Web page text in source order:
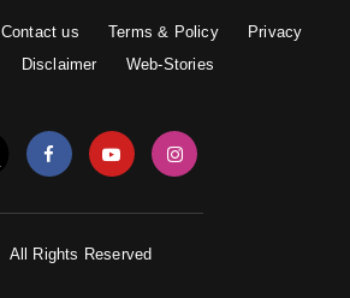
Contact us Terms & Policy
Privacy
Disclaimer Web-Stories
All Rights Reserved